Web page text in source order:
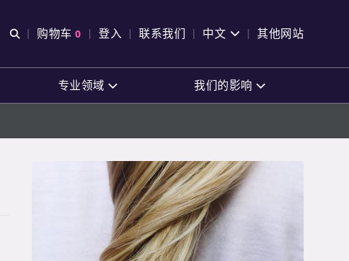
Open Search
购物车 0
查看购物车
登入 联系我们 中文 其他网站
专业领域 我们的影响